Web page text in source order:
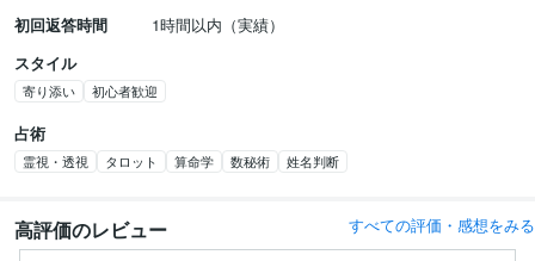
初回返答時間
1時間以内（実績）
スタイル
寄り添い 初心者歓迎
占術
霊視・透視 タロット 算命学 数秘術 姓名判断
高評価のレビュー すべての評価・感想をみる